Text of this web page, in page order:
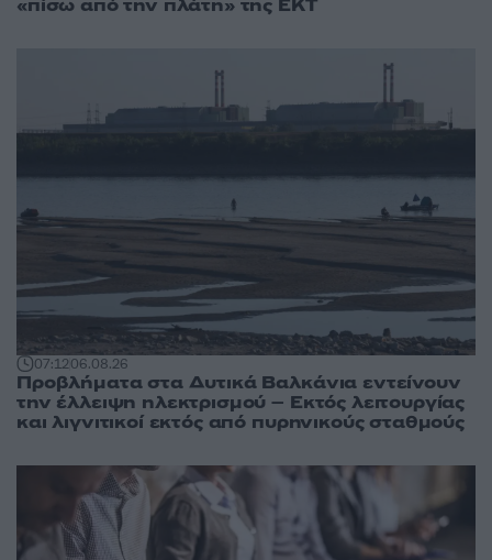
«πίσω από την πλάτη» της ΕΚΤ
07:1206.08.26
Προβλήματα στα Δυτικά Βαλκάνια εντείνουν
την έλλειψη ηλεκτρισμού – Εκτός λειτουργίας
και λιγνιτικοί εκτός από πυρηνικούς σταθμούς